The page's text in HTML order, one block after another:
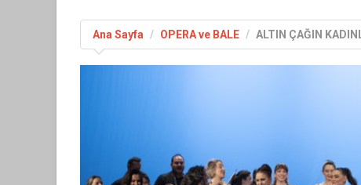
Ana Sayfa OPERA ve BALE ALTIN ÇAĞIN